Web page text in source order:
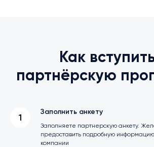
Как
партнёрскую
Заполнить анкету
Заполняете партнерскую анкету.
предоставить подробную
компании